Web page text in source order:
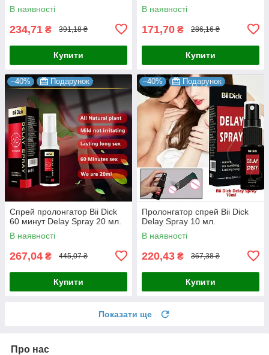
В наявності
234,71 ₴ 391,18 ₴
Купити
В наявності
171,70 ₴ 286,16 ₴
Купити
–40% Подарунок
Спрей пролонгатор Bii Dick
60 минут Delay Spray 20 мл.
В наявності
267,04 ₴ 445,07 ₴
Купити
–40% Подарунок
Пролонгатор спрей Bii Dick
Delay Spray 10 мл.
В наявності
220,43 ₴ 367,38 ₴
Купити
Показати ще
Про нас